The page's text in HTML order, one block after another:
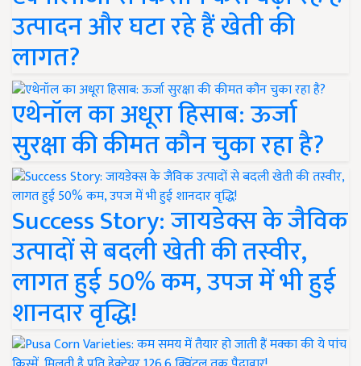
उत्पादन और घटा रहे हैं खेती की
लागत?
एथेनॉल का अधूरा हिसाब: ऊर्जा
सुरक्षा की कीमत कौन चुका रहा है?
Success Story: जायडेक्स के जैविक
उत्पादों से बदली खेती की तस्वीर,
लागत हुई 50% कम, उपज में भी हुई
शानदार वृद्धि!